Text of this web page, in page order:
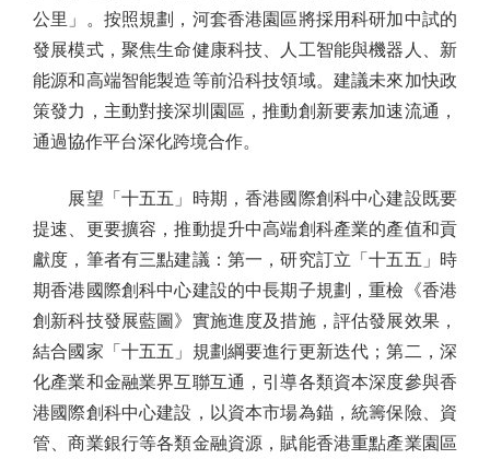
公里」。按照規劃，河套香港園區將採用科研加中試的
發展模式，聚焦生命健康科技、人工智能與機器人、新
能源和高端智能製造等前沿科技領域。建議未來加快政
策發力，主動對接深圳園區，推動創新要素加速流通，
通過協作平台深化跨境合作。
展望「十五五」時期，香港國際創科中心建設既要
提速、更要擴容，推動提升中高端創科產業的產值和貢
獻度，筆者有三點建議：第一，研究訂立「十五五」時
期香港國際創科中心建設的中長期子規劃，重檢《香港
創新科技發展藍圖》實施進度及措施，評估發展效果，
結合國家「十五五」規劃綱要進行更新迭代；第二，深
化產業和金融業界互聯互通，引導各類資本深度參與香
港國際創科中心建設，以資本市場為錨，統籌保險、資
管、商業銀行等各類金融資源，賦能香港重點產業園區